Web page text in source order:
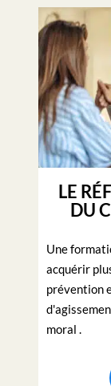
LE
DU
Une
acquérir
prévention
moral .